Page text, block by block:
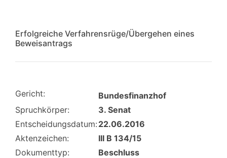
Erfolgreiche Verfahrensrüge/Übergehen eines
Beweisantrags
Gericht:
Bundesfinanzhof
Spruchkörper:
3. Senat
Entscheidungsdatum: 22.06.2016
Aktenzeichen:
III B 134/15
Dokumenttyp:
Beschluss